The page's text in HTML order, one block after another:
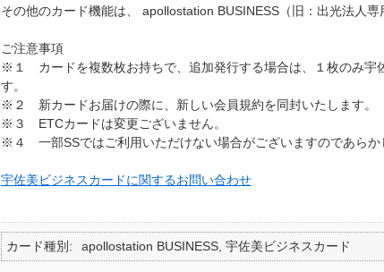
その他のカード機能は、 apollostation BUSINESS（旧：出光法人
ご注意事項
※１ カードを複数枚お持ちで、追加発行する場合は、１枚のみ宇
す。
※２ 新カードお届けの際に、新しい会員規約を同封いたします。
※３ ETCカードは変更ございません。
※４ 一部SSではご利用いただけない場合がございますのであらか
宇佐美ビジネスカードに関するお問い合わせ
カード種別 apollostation BUSINESS, 宇佐美ビジネスカード